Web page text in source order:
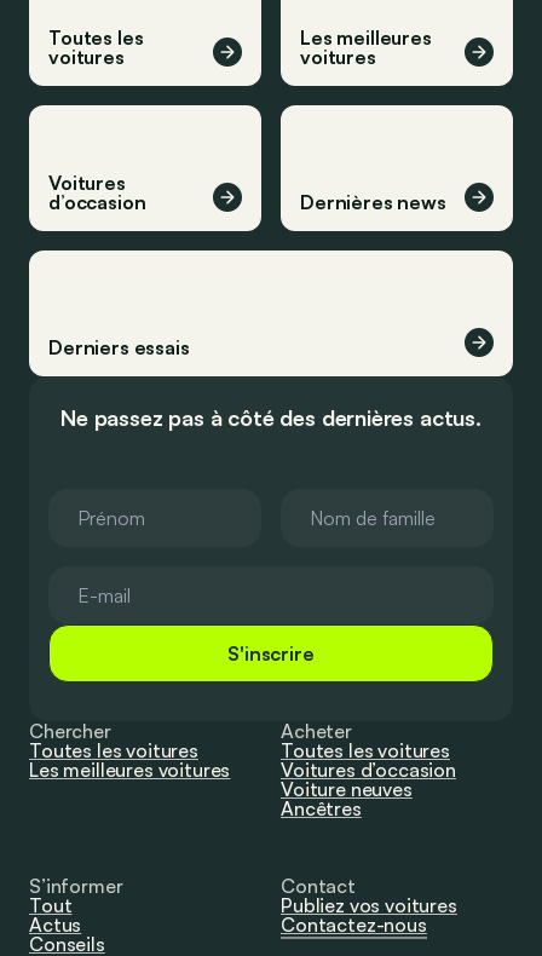
Toutes les
voitures
Les meilleures
voitures
Voitures
d’occasion
Dernières news
Derniers essais
Ne passez pas à côté des dernières actus.
S'inscrire
Chercher
Toutes les voitures
Les meilleures voitures
Acheter
Toutes les voitures
Voitures d’occasion
Voiture neuves
Ancêtres
S’informer
Tout
Actus
Conseils
Contact
Publiez vos voitures
Contactez-nous